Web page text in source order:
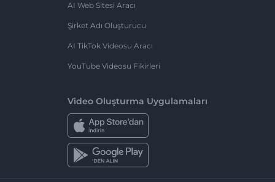
AI Web Sitesi Aracı
Şirket Adı Oluşturucu
AI TikTok Videosu Aracı
YouTube Videosu Fikirleri
Video Oluşturma Uygulamaları